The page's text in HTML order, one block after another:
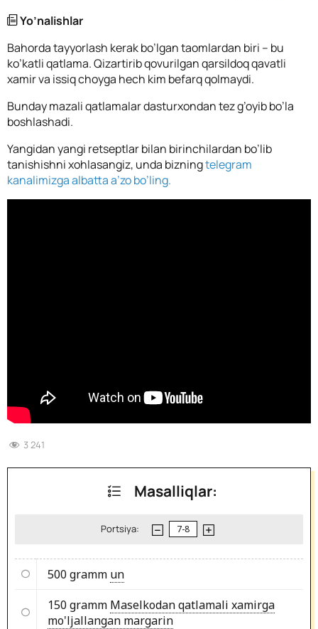
Yo’nalishlar
Bahorda tayyorlash kerak bo’lgan taomlardan biri – bu
ko’katli qatlama. Qizartirib qovurilgan qarsildoq qavatli
xamir va issiq choyga hech kim befarq qolmaydi.
Bunday mazali qatlamalar dasturxondan tez g’oyib bo’la
boshlashadi.
Yangidan yangi retseptlar bilan birinchilardan bo’lib
tanishishni xohlasangiz, unda bizningtelegram
kanalimizga albatta a’zo bo’ling.
3 241
Masalliqlar:
Portsiya:
500 gramm un
150 gramm Maselkodan qatlamali xamirga
mo'ljallangan margarin